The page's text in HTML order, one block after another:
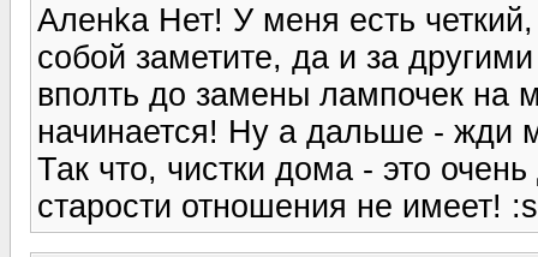
Аленka Нет! У меня есть
собой заметите, да и за
вполть до замены лампочек на
начинается! Ну а дальше - жди
Так что, чистки дома - это
старости отношения не имеет!